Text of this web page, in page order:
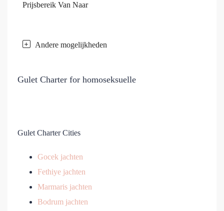
Prijsbereik Van Naar
Andere mogelijkheden
Gulet Charter for homoseksuelle
Gulet Charter Cities
Gocek jachten
Fethiye jachten
Marmaris jachten
Bodrum jachten